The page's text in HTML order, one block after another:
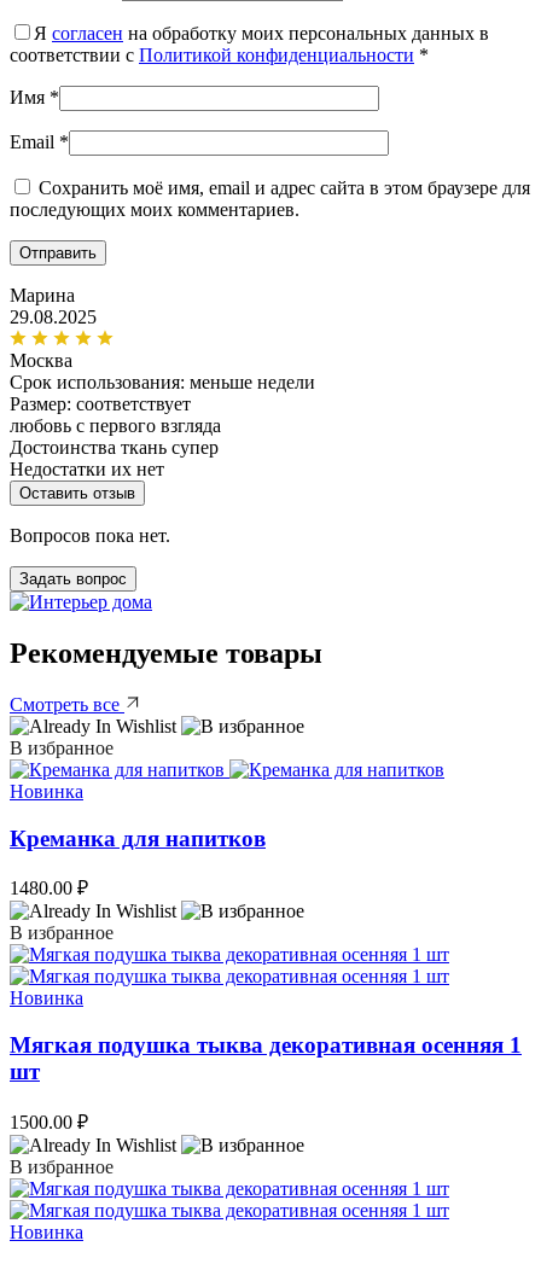
Я согласен на обработку моих персональных данных в
соответствии с Политикой конфиденциальности *
Имя *
Email *
Сохранить моё имя, email и адрес сайта в этом браузере для
последующих моих комментариев.
Марина
29.08.2025
Москва
Срок использования: меньше недели
Размер: соответствует
любовь с первого взгляда
Достоинства ткань супер
Недостатки их нет
Оставить отзыв
Вопросов пока нет.
Задать вопрос
Рекомендуемые товары
Смотреть все
В избранное
Новинка
Креманка для напитков
1480.00 ₽
В избранное
Новинка
Мягкая подушка тыква декоративная осенняя 1
шт
1500.00 ₽
В избранное
Новинка